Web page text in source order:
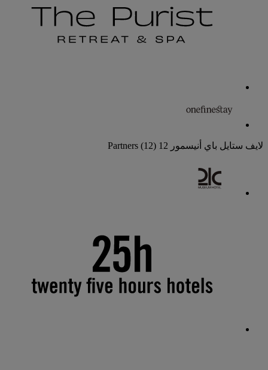
لايف ستايل باي أنيسمور 12 Partners
(12)